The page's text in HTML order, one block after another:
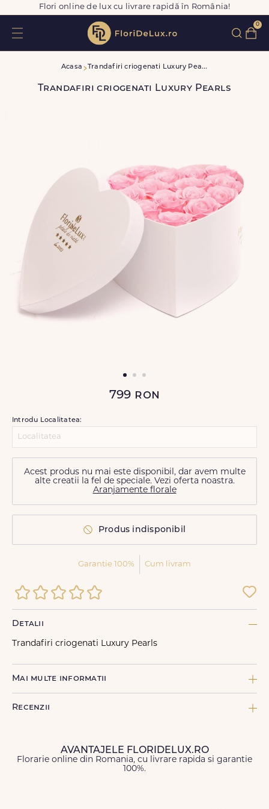
Flori online de lux cu livrare rapidă în România!
0
Acasa T
randafiri criogenati Luxury Pearls
Trandafiri criogenati Luxury Pearls
799 ron
Introdu Localitatea:
Acest produs nu mai este disponibil, dar avem multe
alte creatii la fel de speciale. Vezi oferta noastra.
Aranjamente florale
Produs indisponibil
Garantie 100% Cum livram
Detalii
Trandafiri criogenati Luxury Pearls
Mai multe informatii
2 x Burete, 1 x Cutie FDL inima alba S, 1 x Felicitare FDL, 3 x
Recenzii
AVANTAJELE FLORIDELUX.RO
Florarie online din Romania, cu livrare rapida si garantie
100%.